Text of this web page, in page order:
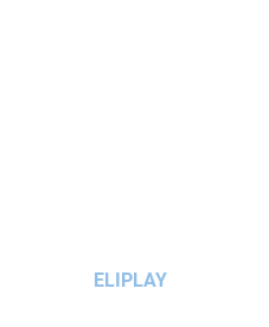
ELIPLAY